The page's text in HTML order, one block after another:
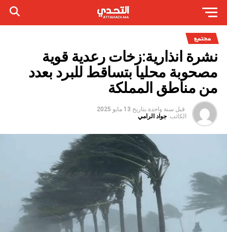
مجتمع
نشرة انذارية:زخات رعدية قوية
مصحوبة محليا بتساقط للبرد بعدد
من مناطق المملكة
قبل سنة واحدة بتاريخ 13 مايو 2025
الكاتب: جواد الرامي